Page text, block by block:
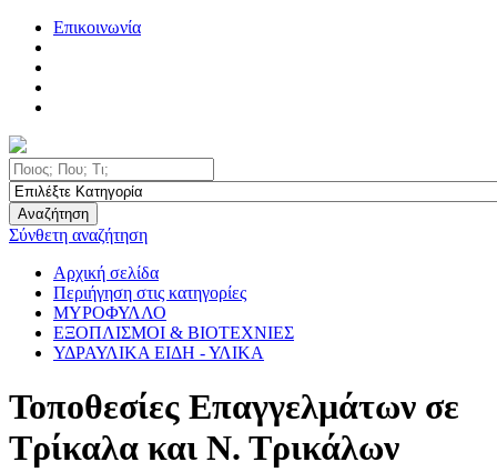
Επικοινωνία
Αναζήτηση
Σύνθετη αναζήτηση
Αρχική σελίδα
Περιήγηση στις κατηγορίες
ΜΥΡΟΦΥΛΛΟ
ΕΞΟΠΛΙΣΜΟΙ & ΒΙΟΤΕΧΝΙΕΣ
ΥΔΡΑΥΛΙΚΑ ΕΙΔΗ - ΥΛΙΚΑ
Τοποθεσίες Επαγγελμάτων σε
Τρίκαλα και Ν. Τρικάλων